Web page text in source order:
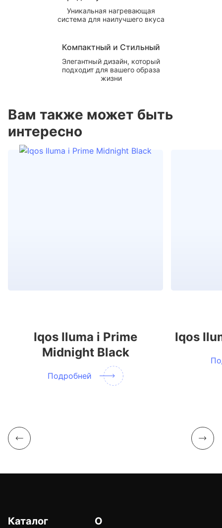
Уникальная нагревающая
система для наилучшего вкуса
Компактный и Стильный
Элегантный дизайн, который
подходит для вашего образа
жизни
Вам также может быть
интересно
Iqos Iluma i Prime
Midnight Black
Подробней
Iqos
Каталог
О